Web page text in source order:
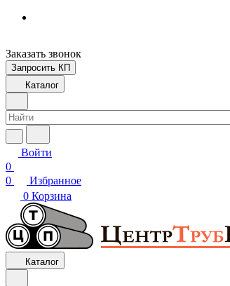
Заказать звонок
Запросить КП
Каталог
Войти
0
0
Избранное
0 Корзина
Каталог